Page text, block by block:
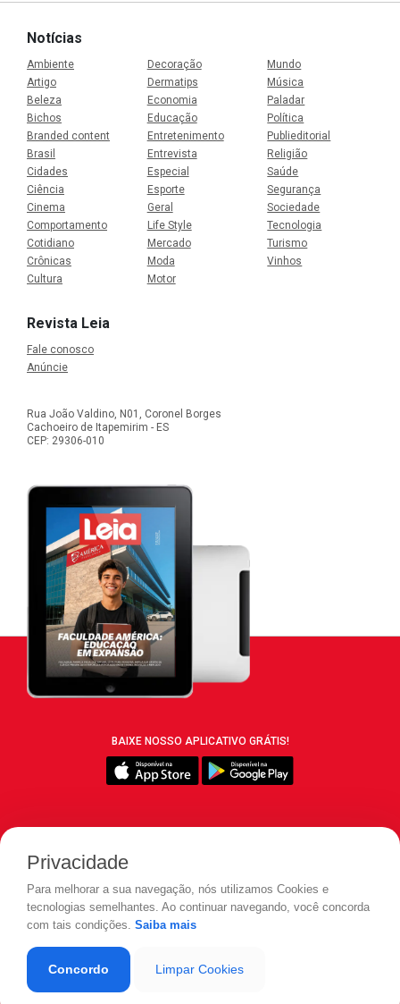
Notícias
Ambiente
Artigo
Beleza
Bichos
Branded content
Brasil
Cidades
Ciência
Cinema
Comportamento
Cotidiano
Crônicas
Cultura
Decoração
Dermatips
Economia
Educação
Entretenimento
Entrevista
Especial
Esporte
Geral
Life Style
Mercado
Moda
Motor
Mundo
Música
Paladar
Política
Publieditorial
Religião
Saúde
Segurança
Sociedade
Tecnologia
Turismo
Vinhos
Revista Leia
Fale conosco
Anúncie
Rua João Valdino, N01, Coronel Borges
Cachoeiro de Itapemirim - ES
CEP: 29306-010
BAIXE NOSSO APLICATIVO GRÁTIS!
Privacidade
Para melhorar a sua navegação, nós utilizamos Cookies e
tecnologias semelhantes. Ao continuar navegando, você concorda
com tais condições. Saiba mais
Concordo Limpar Cookies